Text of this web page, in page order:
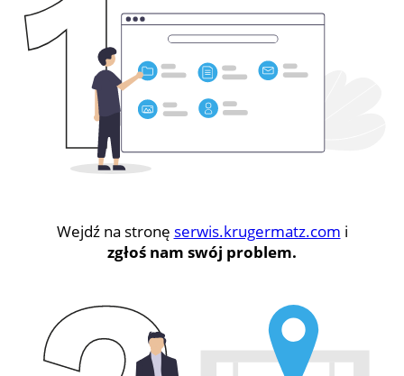
Wejdź na stronę serwis.krugermatz.com i
zgłoś nam swój problem.